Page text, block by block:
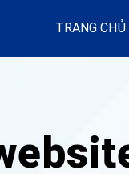
TRANG CHỦ